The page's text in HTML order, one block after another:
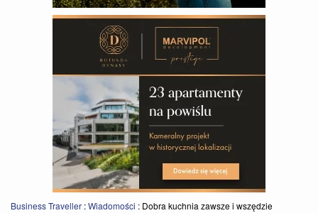
Business Traveller :Wiadomości : Dobra kuchnia zawsze i wszędzie